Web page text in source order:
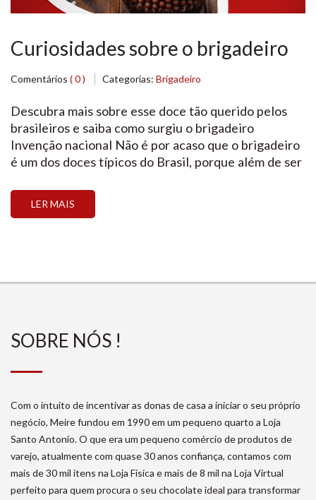
Curiosidades sobre o brigadeiro
Comentários ( 0 ) Categorias: Brigadeiro
Descubra mais sobre esse doce tão querido pelos
brasileiros e saiba como surgiu o brigadeiro
Invenção nacional Não é por acaso que o brigadeiro
é um dos doces típicos do Brasil, porque além de ser
em outros países. Isso mesmo, nosso querido
docinho foi inventado aqui no […]
LER MAIS
SOBRE NÓS !
Com o intuito de incentivar as donas de casa a iniciar o seu próprio
negócio, Meire fundou em 1990 em um pequeno quarto a Loja
Santo Antonio. O que era um pequeno comércio de produtos de
varejo, atualmente com quase 30 anos confiança, contamos com
mais de 30 mil itens na Loja Física e mais de 8 mil na Loja Virtual
perfeito para quem procura o seu chocolate ideal para transformar